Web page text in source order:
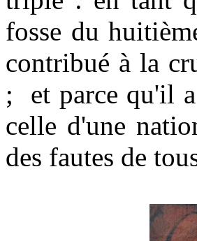
fosse du
contribué à la
; et parce qu'il
celle d'une
des fautes de